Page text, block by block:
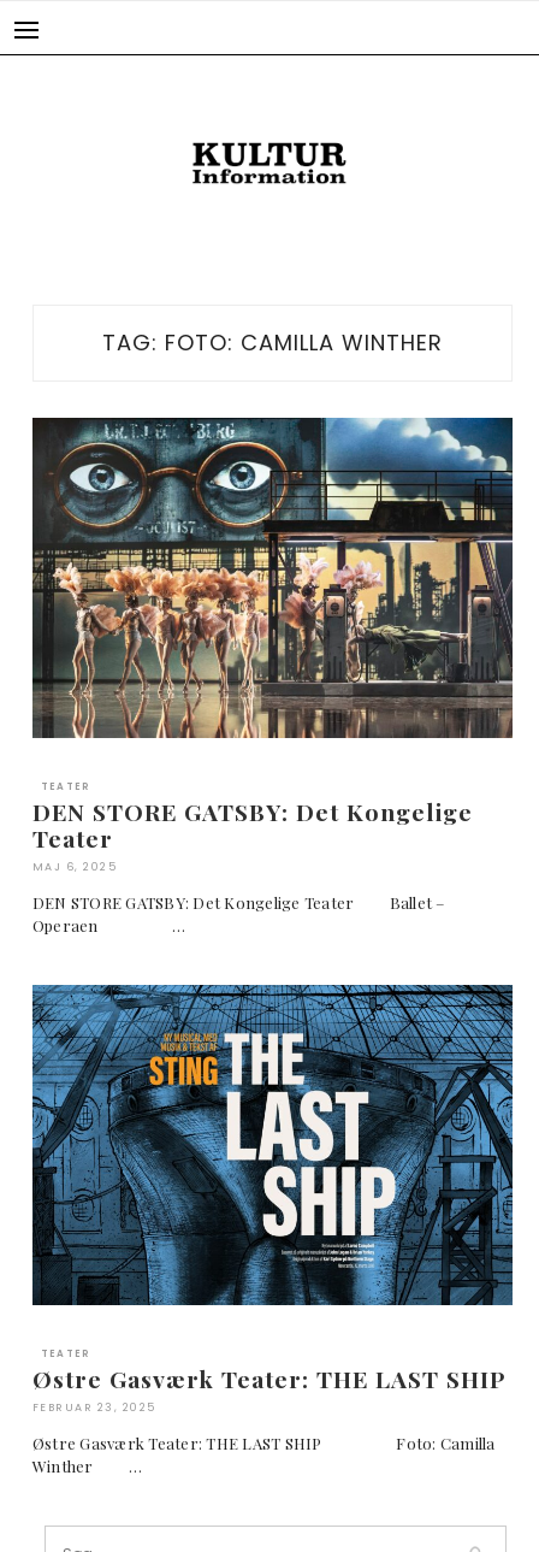
TAG: FOTO: CAMILLA WINTHER
TEATER
DEN STORE GATSBY: Det Kongelige
Teater
MAJ 6, 2025
DEN STORE GATSBY: Det Kongelige Teater Ballet –
Operaen …
TEATER
Østre Gasværk Teater: THE LAST SHIP
FEBRUAR 23, 2025
Østre Gasværk Teater: THE LAST SHIP Foto: Camilla
Winther …